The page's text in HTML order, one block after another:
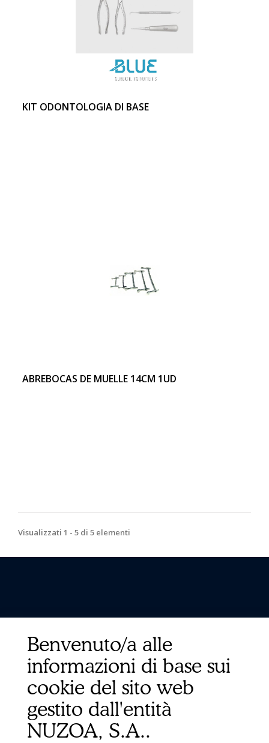
KIT ODONTOLOGIA DI BASE
ABREBOCAS DE MUELLE 14CM 1UD
Visualizzati 1 - 5 di 5 elementi
Benvenuto/a alle
informazioni di base sui
cookie del sito web
gestito dall'entità
NUZOA, S.A..